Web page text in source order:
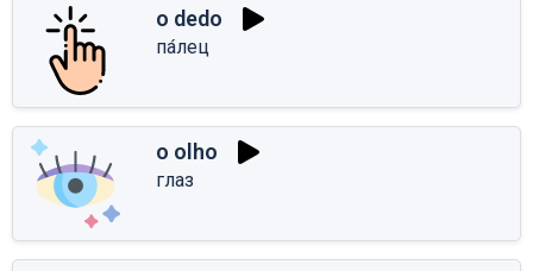
o dedo
па́лец
o olho
глаз